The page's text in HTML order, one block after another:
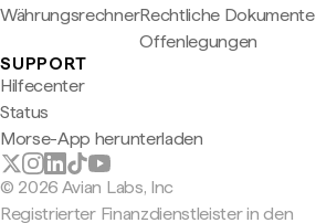
WährungsrechnerRechtliche Dokumente
Offenlegungen
SUPPORT
Hilfecenter
Status
Morse-App herunterladen
© 2026 Avian Labs, Inc
Registrierter Finanzdienstleister in den